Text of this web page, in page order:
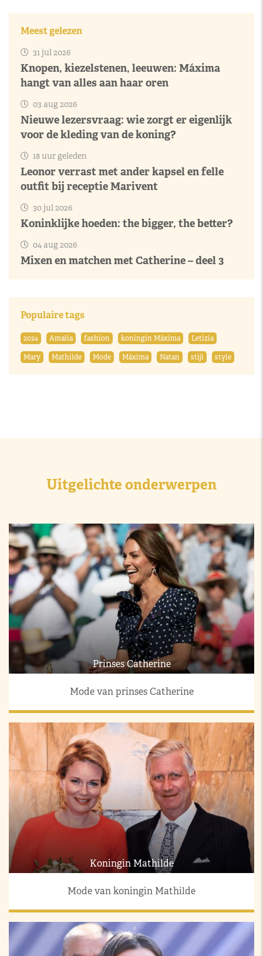
Meest gelezen
31 jul 2026
Knopen, kiezelstenen, leeuwen: Máxima
hangt van alles aan haar oren
03 aug 2026
Nieuwe lezersvraag: wie zorgt er eigenlijk
voor de kleding van de koning?
18 uur geleden
Leonor verrast met ander kapsel en felle
outfit bij receptie Marivent
30 jul 2026
Koninklijke hoeden: the bigger, the better?
04 aug 2026
Mixen en matchen met Catherine – deel 3
Populaire tags
2024 Amalia fashion koningin Máxima
Letizia
Mary
Mathilde Mode Máxima Natan stijl style
Uitgelichte onderwerpen
Prinses Catherine
Mode van prinses Catherine
Koningin Mathilde
Mode van koningin Mathilde